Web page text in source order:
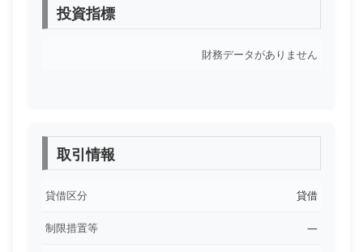
投資指標
財務データがありません
取引情報
貸借区分 貸借
制限措置等 ―